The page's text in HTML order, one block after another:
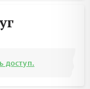
доступ.